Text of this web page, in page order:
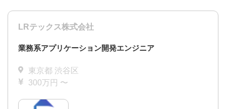
LRテックス株式会社
業務系アプリケーション開発エンジニア
東京都 渋谷区
300万円 〜